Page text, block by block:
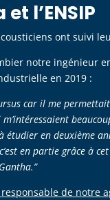
l’ENSIP
ont suivi
notre ingénieur
en 2019 :
car il me
étudier en deuxième
en partie grâce à
de notre